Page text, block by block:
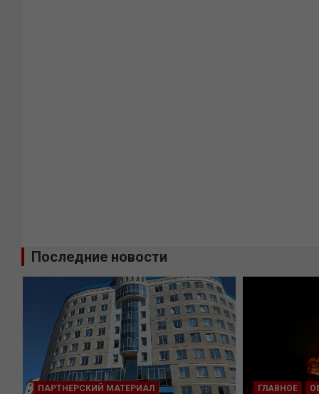
Последние новости
ПАРТНЕРСКИЙ МАТЕРИАЛ ГЛАВНОЕ